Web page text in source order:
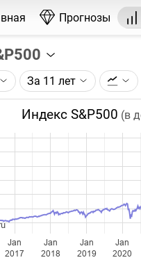
Прогнозы
по данным компании
на графике - цена
таймфрейм (день,
глубины графика.
ежедневно.
За 11 лет
Индекс S&P500 (в
Jan
2017
Jan
2018
Jan
2019
Jan
2020